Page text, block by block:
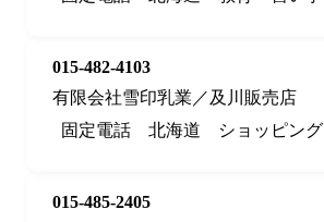
015-482-4103
有限会社雪印乳業／及川販売店
固定電話
北海道 ショッピング
015-485-2405